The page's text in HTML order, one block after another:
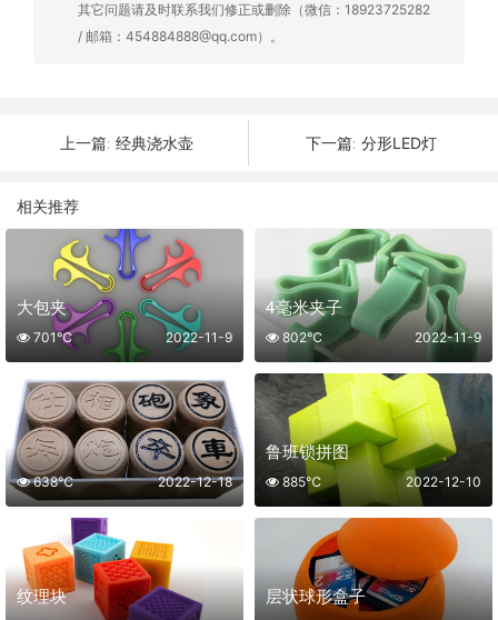
其它问题请及时联系我们修正或删除（微信：18923725282
/ 邮箱：454884888@qq.com）。
上一篇: 经典浇水壶 下一篇: 分形LED灯
相关推荐
大包夹
2022-11-9
701℃
4毫米夹子
2022-11-9
802℃
2022-12-18
638℃
鲁班锁拼图
2022-12-10
885℃
纹理块 层状球形盒子